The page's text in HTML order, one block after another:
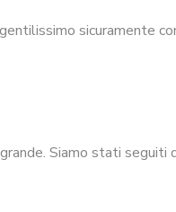
sicuramente
Siamo stati seguiti